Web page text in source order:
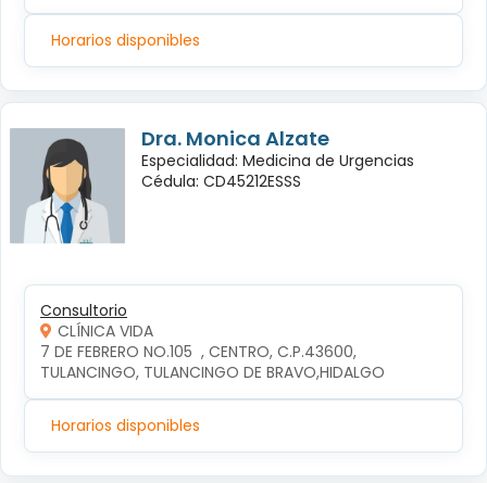
Horarios disponibles
Dra. Monica Alzate
Especialidad: Medicina de Urgencias
Cédula: CD45212ESSS
Consultorio
CLÍNICA VIDA
7 DE FEBRERO NO.105  , CENTRO, C.P.43600,
TULANCINGO, TULANCINGO DE BRAVO,HIDALGO
Horarios disponibles